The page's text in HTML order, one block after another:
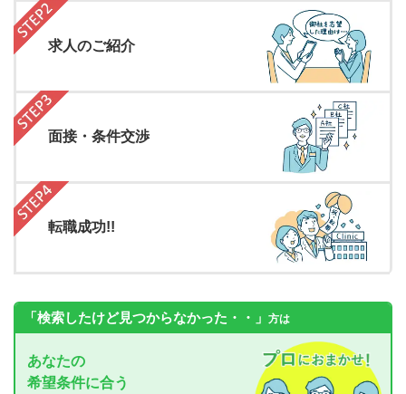
求人のご紹介
面接・条件交渉
転職成功!!
「検索したけど見つからなかった・・」 方は
あなたの
希望条件に合う